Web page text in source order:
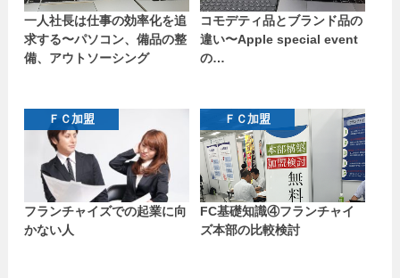
一人社長は仕事の効率化を追
求する〜パソコン、備品の整
備、アウトソーシング
コモデティ品とブランド品の
違い〜Apple special event
の…
ＦＣ加盟
フランチャイズでの起業に向
かない人
ＦＣ加盟
FC基礎知識④フランチャイ
ズ本部の比較検討